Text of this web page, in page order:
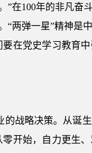
在100年的非凡奋
两弹一星”精神是
在党史学习教育
战略决策。从诞
开始，自力更生